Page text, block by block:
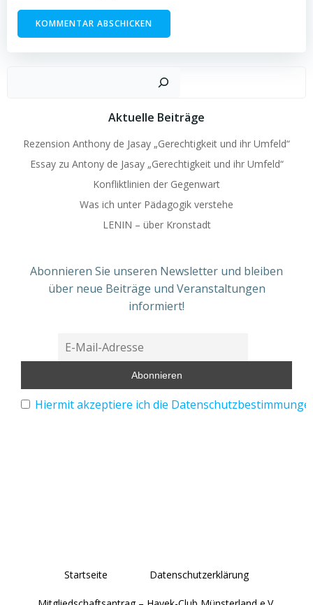
Aktuelle Beiträge
Rezension Anthony de Jasay „Gerechtigkeit und ihr Umfeld“
Essay zu Antony de Jasay „Gerechtigkeit und ihr Umfeld“
Konfliktlinien der Gegenwart
Was ich unter Pädagogik verstehe
LENIN – über Kronstadt
Abonnieren Sie unseren Newsletter und bleiben
über neue Beiträge und Veranstaltungen
informiert!
Hiermit akzeptiere ich die
Startseite Datenschutzerklärung